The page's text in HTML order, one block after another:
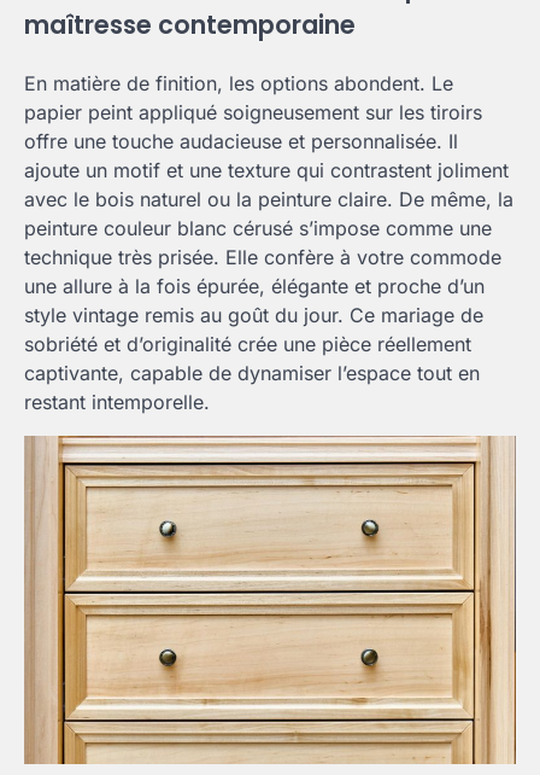
maîtresse contemporaine
En matière de finition, les options abondent. Le
papier peint appliqué soigneusement sur les tiroirs
offre une touche audacieuse et personnalisée. Il
ajoute un motif et une texture qui contrastent joliment
avec le bois naturel ou la peinture claire. De même, la
peinture couleur blanc cérusé s’impose comme une
technique très prisée. Elle confère à votre commode
une allure à la fois épurée, élégante et proche d’un
style vintage remis au goût du jour. Ce mariage de
sobriété et d’originalité crée une pièce réellement
captivante, capable de dynamiser l’espace tout en
restant intemporelle.